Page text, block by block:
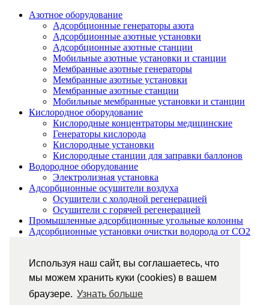
Используя наш сайт, вы соглашаетесь, что
мы можем хранить куки (cookies) в вашем
браузере. Узнать больше
Азотное оборудование
Адсорбционные генераторы азота
Адсорбционные азотные установки
Адсорбционные азотные станции
Мобильные азотные установки и станции
Мембранные азотные генераторы
Мембранные азотные установки
Мембранные азотные станции
Мобильные мембранные установки и станции
Кислородное оборудование
Кислородные концентраторы медицинские
Генераторы кислорода
Кислородные установки
Кислородные станции для заправки баллонов
Водородное оборудование
Электролизная установка
Адсорбционные осушители воздуха
Осушители с холодной регенерацией
Осушители с горячей регенерацией
Промышленные адсорбционные угольные колонны
Адсорбционные установки очистки водорода от CO2
Воздушное компрессорное оборудование
ПЭТ-компрессоры
Воздушные компрессорные станции
Изготовление блоков-контейнеров